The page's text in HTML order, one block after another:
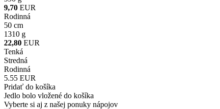
9,70 EUR
Rodinná
50 cm
1310 g
22,80 EUR
Tenká
Stredná
Rodinná
5.55 EUR
Pridať do košíka
Jedlo bolo vložené do košíka
Vyberte si aj z našej ponuky nápojov